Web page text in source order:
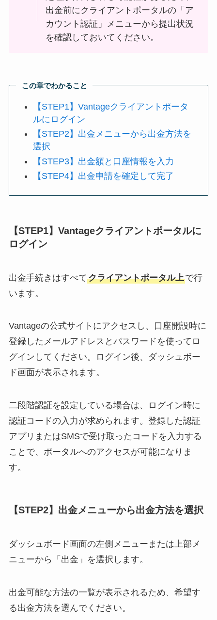
出金前にクライアントポータルの「ア
カウント認証」メニューから提出状況
を確認しておいてください。
この章でわかること
【STEP1】Vantageクライアントポータ
ルにログイン
【STEP2】出金メニューから出金方法を
選択
【STEP3】出金額と口座情報を入力
【STEP4】出金申請を確定して完了
【STEP1】Vantageクライアントポータルに
ログイン
出金手続きはすべてクライアントポータル上で行
います。
Vantageの公式サイトにアクセスし、口座開設時に
登録したメールアドレスとパスワードを使ってロ
グインしてください。ログイン後、ダッシュボー
ド画面が表示されます。
二段階認証を設定している場合は、ログイン時に
認証コードの入力が求められます。登録した認証
アプリまたはSMSで受け取ったコードを入力する
ことで、ポータルへのアクセスが可能になりま
す。
【STEP2】出金メニューから出金方法を選択
ダッシュボード画面の左側メニューまたは上部メ
ニューから「出金」を選択します。
出金可能な方法の一覧が表示されるため、希望す
る出金方法を選んでください。